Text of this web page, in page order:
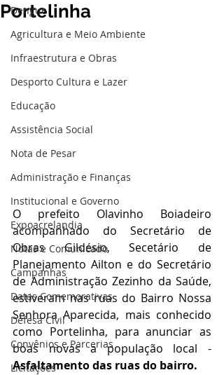
Dengue
Agricultura e Meio Ambiente
Infraestrutura e Obras
Desporto Cultura e Lazer
Educação
Assistência Social
Nota de Pesar
Administração e Finanças
Institucional e Governo
Expoacrelandia
Notas e Comunicado
Campanhas
Datas Comemorativas
Defesa Civil
Convênios e Parcerias
Licitações
Portelinha
O prefeito Olavinho Boiadeiro
acompanhado do Secretário de
Obras Gildésio, Secetário de
Planejamento Ailton e do Secretário
de Administração Zezinho da Saúde,
estiveram nas ruas do Bairro Nossa
Senhora Aparecida, mais conhecido
como Portelinha, para anunciar as
Asfaltamento das ruas do bairro.